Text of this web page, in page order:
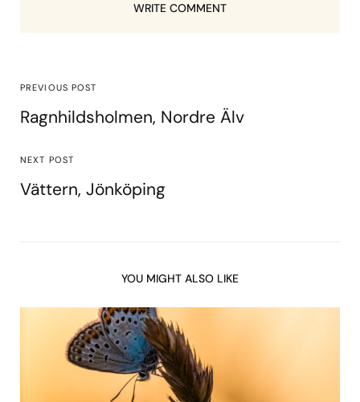
WRITE COMMENT
PREVIOUS POST
Ragnhildsholmen, Nordre Älv
NEXT POST
Vättern, Jönköping
YOU MIGHT ALSO LIKE